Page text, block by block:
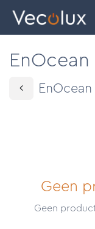
EnOcean
EnOcean
Geen
Geen